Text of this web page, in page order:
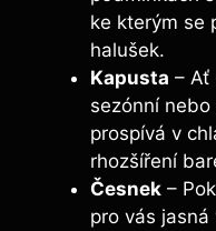
ke kterým se
halušek.
Kapusta – Ať
sezónní
prospívá v
rhozšíření
Česnek –
pro vás